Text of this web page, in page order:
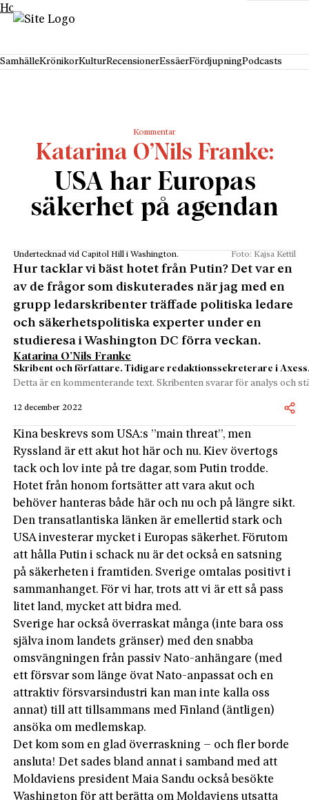
Hoppa till innehåll
SamhälleKrönikorKulturRecensionerEssäerFördjupningPodcasts
Kommentar
Katarina O’Nils Franke
USA har Europas
säkerhet på agendan
Undertecknad vid Capitol Hill i Washington. Foto: Kajsa Kettil
Hur tacklar vi bäst hotet från Putin? Det var en
av de frågor som diskuterades när jag med en
grupp ledarskribenter träffade politiska ledare
och säkerhetspolitiska experter under en
studieresa i Washington DC förra veckan.
Katarina O’Nils Franke
Skribent och författare. Tidigare redaktionssekreterare i
Detta är en kommenterande text. Skribenten svarar för analys och
12 december 2022
Kina beskrevs som USA:s ”main threat”, men
Ryssland är ett akut hot här och nu. Kiev övertogs
tack och lov inte på tre dagar, som Putin trodde.
Hotet från honom fortsätter att vara akut och
behöver hanteras både här och nu och på längre sikt.
Den transatlantiska länken är emellertid stark och
USA investerar mycket i Europas säkerhet. Förutom
att hålla Putin i schack nu är det också en satsning
på säkerheten i framtiden. Sverige omtalas positivt i
sammanhanget. För vi har, trots att vi är ett så pass
litet land, mycket att bidra med.
Sverige har också överraskat många (inte bara oss
själva inom landets gränser) med den snabba
omsvängningen från passiv Nato-anhängare (med
ett försvar som länge övat Nato-anpassat och en
attraktiv försvarsindustri kan man inte kalla oss
annat) till att tillsammans med Finland (äntligen)
ansöka om medlemskap.
Det kom som en glad överraskning – och fler borde
ansluta! Det sades bland annat i samband med att
Moldaviens president Maia Sandu också besökte
Washington för att berätta om Moldaviens utsatta